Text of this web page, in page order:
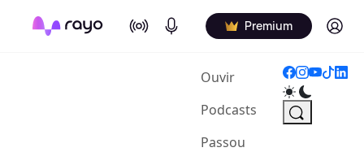
On Air Podcasts Premium Log in
Ouvir(current)
Podcasts
Passou